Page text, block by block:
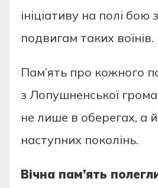
ініціативу на полі бою
подвигам таких воїнів.
Пам’ять про кожного
з Лопушненської
не лише в оберегах, а
наступних поколінь.
Вічна пам’ять